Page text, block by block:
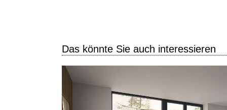
Das könnte Sie auch interessieren